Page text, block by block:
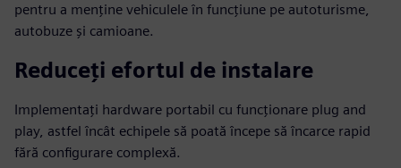
pentru a menține vehiculele în funcțiune pe autoturisme,
autobuze și camioane.
Reduceți efortul de instalare
Implementați hardware portabil cu funcționare plug and
play, astfel încât echipele să poată începe să încarce rapid
fără configurare complexă.